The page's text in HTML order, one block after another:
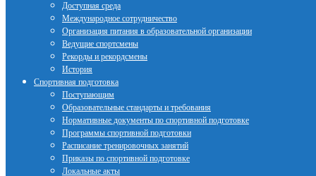
Доступная среда
Международное сотрудничество
Организация питания в образовательной организации
Ведущие спортсмены
Рекорды и рекордсмены
История
Спортивная подготовка
Поступающим
Образовательные стандарты и требования
Нормативные документы по спортивной подготовке
Программы спортивной подготовки
Расписание тренировочных занятий
Приказы по спортивной подготовке
Локальные акты